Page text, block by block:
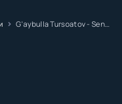
G'aybulla Tursoatov - Seni yo'qotdim